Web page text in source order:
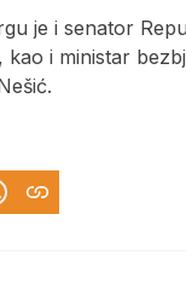
je i senator
kao i ministar